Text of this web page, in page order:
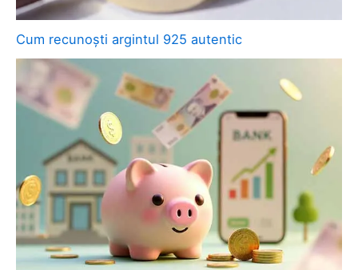
Cum recunoști argintul 925 autentic